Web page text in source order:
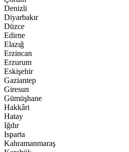
Denizli
Diyarbakır
Düzce
Edirne
Elazığ
Erzincan
Erzurum
Eskişehir
Gaziantep
Giresun
Gümüşhane
Hakkâri
Hatay
Iğdır
Isparta
Kahramanmaraş